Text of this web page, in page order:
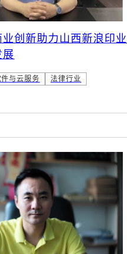
业创新助力山西新浪印业
展
件与云服务 法律行业